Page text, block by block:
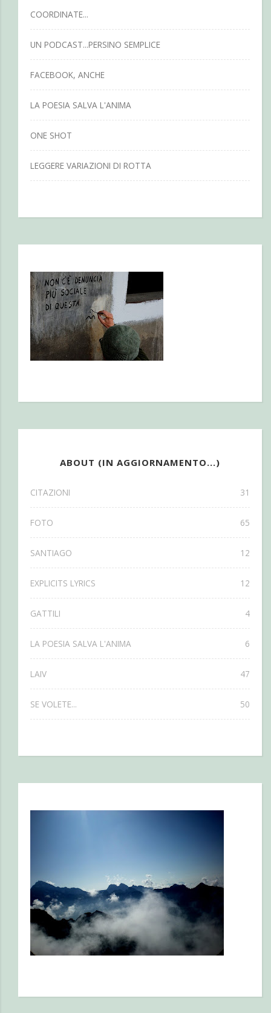
COORDINATE...
UN PODCAST...PERSINO SEMPLICE
FACEBOOK, ANCHE
LA POESIA SALVA L'ANIMA
ONE SHOT
LEGGERE VARIAZIONI DI ROTTA
ABOUT (IN AGGIORNAMENTO...)
CITAZIONI 31
FOTO 65
SANTIAGO 12
EXPLICITS LYRICS 12
GATTILI 4
LA POESIA SALVA L'ANIMA 6
LAIV 47
SE VOLETE... 50